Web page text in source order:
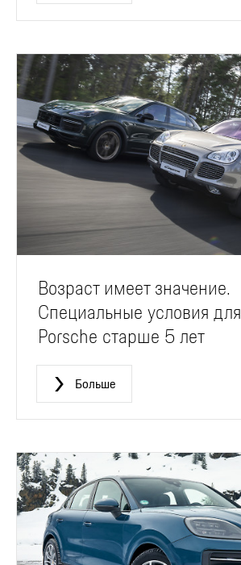
Возраст имеет значение.
Специальные условия для
Porsche старше 5 лет
Больше